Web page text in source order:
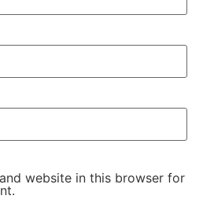
website in this browser for